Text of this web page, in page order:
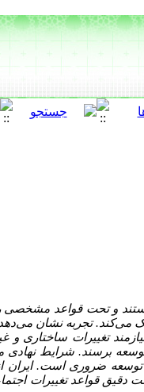
و تحت قواعد مشخصی
می‌کند. تجربه نشان
تغییرات ساختاری و
برسند. شرایط
ضروری است. ایران
دقیق قواعد تغییرات